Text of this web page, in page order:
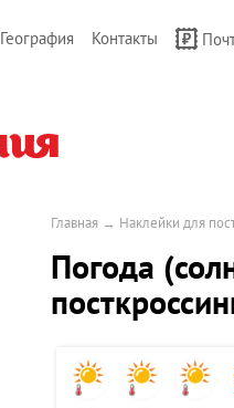
География Контакты
Главная → Наклейки для
Погода